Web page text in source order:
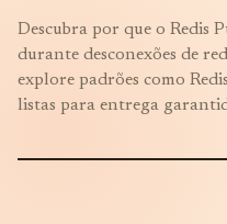
Descubra por que o Redis
durante desconexões de
explore padrões como
listas para entrega